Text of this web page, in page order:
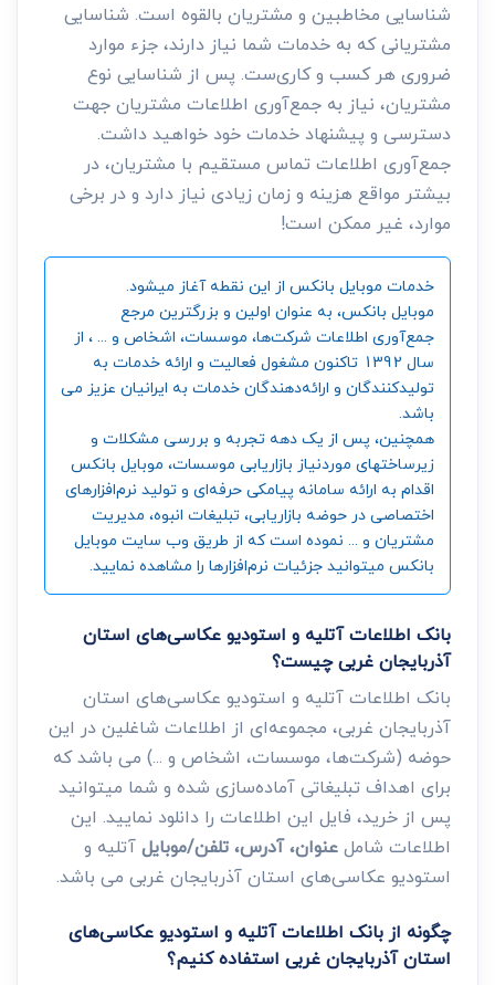
شناسایی مخاطبین و مشتریان بالقوه است. شناسایی
مشتریانی که به خدمات شما نیاز دارند، جزء موارد
ضروری هر کسب و کاری‌ست. پس از شناسایی نوع
مشتریان، نیاز به جمع‌آوری اطلاعات مشتریان جهت
دسترسی و پیشنهاد خدمات خود خواهید داشت.
جمع‌آوری اطلاعات تماس مستقیم با مشتریان، در
بیشتر مواقع هزینه و زمان زیادی نیاز دارد و در برخی
موارد، غیر ممکن است!
خدمات موبایل بانکس از این نقطه آغاز میشود.
موبایل بانکس، به عنوان اولین و بزرگترین مرجع
جمع‌آوری اطلاعات شرکت‌ها، موسسات، اشخاص و ... ، از
سال 1392 تاکنون مشغول فعالیت و ارائه خدمات به
تولیدکنندگان و ارائه‌دهندگان خدمات به ایرانیان عزیز می
باشد.
همچنین، پس از یک دهه تجربه و بررسی مشکلات و
زیرساختهای موردنیاز بازاریابی موسسات، موبایل بانکس
اقدام به ارائه سامانه‌ پیامکی حرفه‌ای و تولید نرم‌افزارهای
اختصاصی در حوضه بازاریابی، تبلیغات انبوه، مدیریت
مشتریان و ... نموده است که از طریق وب سایت موبایل
بانکس میتوانید جزئیات نرم‌افزارها را مشاهده نمایید.
بانک اطلاعات آتلیه و استودیو عکاسی‌های استان
آذربایجان غربی چیست؟
بانک اطلاعات آتلیه و استودیو عکاسی‌های استان
آذربایجان غربی، مجموعه‌ای از اطلاعات شاغلین در این
حوضه (شرکت‌ها، موسسات، اشخاص و ...) می باشد که
برای اهداف تبلیغاتی آماده‌سازی شده و شما میتوانید
پس از خرید، فایل این اطلاعات را دانلود نمایید. این
اطلاعات شاملعنوان، آدرس، تلفن/موبایلآتلیه و
استودیو عکاسی‌های استان آذربایجان غربی می باشد.
چگونه از بانک اطلاعات آتلیه و استودیو عکاسی‌های
استان آذربایجان غربی استفاده کنیم؟